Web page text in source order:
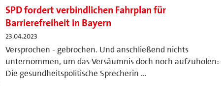
SPD fordert verbindlichen Fahrplan für
Barrierefreiheit in Bayern
23.04.2023
Versprochen - gebrochen. Und anschließend nichts
unternommen, um das Versäumnis doch noch aufzuholen:
Die gesundheitspolitische Sprecherin …